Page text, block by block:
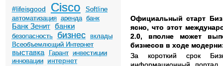
#lifeisgood Cisco
Softline
автоматизация аренда банк
Банк Зенит банки
безопасность бизнес
вклады
Всеобъемлющий Интернет
выставка Гарант инвестиции
инновации
интернет
Официальный старт
ясно, что этот
2.0, вполне может
бизнесов в ходе
За короткий срок